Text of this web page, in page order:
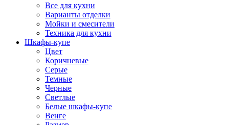
Все для кухни
Варианты отделки
Мойки и смесители
Техника для кухни
Шкафы-купе
Цвет
Коричневые
Серые
Темные
Черные
Светлые
Белые шкафы-купе
Венге